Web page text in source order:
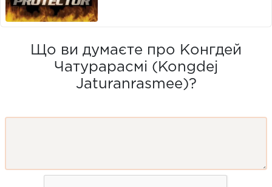
Що ви думаєте про Конгдей
Чатурарасмі (Kongdej
Jaturanrasmee)?